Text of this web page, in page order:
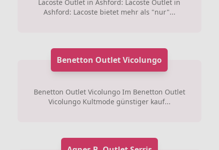
Lacoste Outlet in Ashford: Lacoste Outlet in
Ashford: Lacoste bietet mehr als "nur"...
Benetton Outlet Vicolungo
Benetton Outlet Vicolungo Im Benetton Outlet
Vicolungo Kultmode günstiger kauf...